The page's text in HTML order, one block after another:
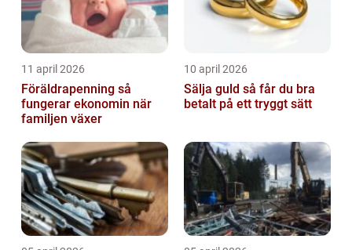
11 april 2026
Föräldrapenning så
fungerar ekonomin när
familjen växer
10 april 2026
Sälja guld så får du bra
betalt på ett tryggt sätt